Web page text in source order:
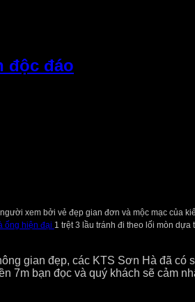
độc đáo
xem bởi vẻ đẹp gian đơn và mộc mạc của
ống hiện đại 1 trệt 3 lầu tránh đi theo lối mòn
gian đẹp, các KTS Sơn Hà đã
bạn đọc và quý khách sẽ cảm